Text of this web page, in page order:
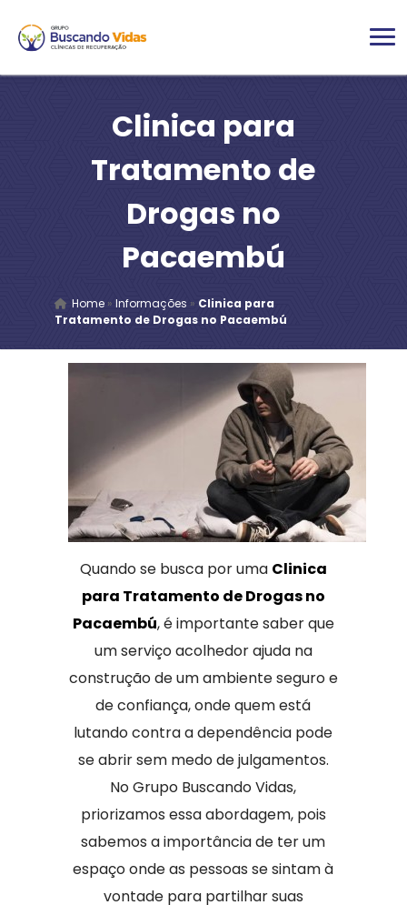
Clinica para
Tratamento de
Drogas no
Pacaembú
Home» Informações » Clinica para
Tratamento de Drogas no Pacaembú
Quando se busca por uma Clinica
para Tratamento de Drogas no
Pacaembú, é importante saber que
um serviço acolhedor ajuda na
construção de um ambiente seguro e
de confiança, onde quem está
lutando contra a dependência pode
se abrir sem medo de julgamentos.
No Grupo Buscando Vidas,
priorizamos essa abordagem, pois
sabemos a importância de ter um
espaço onde as pessoas se sintam à
vontade para partilhar suas